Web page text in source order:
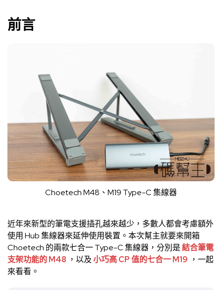
前言
Choetech M48、M19 Type-C 集線器
近年來新型的筆電支援插孔越來越少，多數人都會考慮額外
使用 Hub 集線器來延伸使用裝置。本次幫主就要來開箱
Choetech 的兩款七合一 Type-C 集線器，分別是結合筆電
支架功能的 M48 ，以及小巧高 CP 值的七合一 M19 ，一起
來看看。